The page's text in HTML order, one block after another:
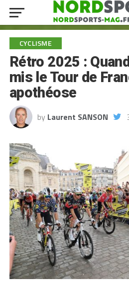
CYCLISME
Rétro 2025 :
mis le Tour de
apothéose
by Laurent SANSON